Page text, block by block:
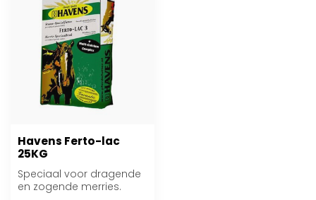
Havens Ferto-lac
25KG
Speciaal voor dragende
en zogende merries.